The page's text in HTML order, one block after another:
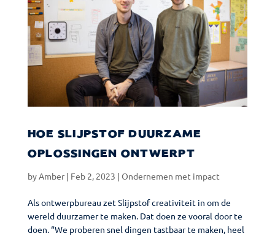
HOE SLIJPSTOF DUURZAME
OPLOSSINGEN ONTWERPT
byAmber| Feb 2, 2023 | Ondernemen met impact
Als ontwerpbureau zet Slijpstof creativiteit in om de
wereld duurzamer te maken. Dat doen ze vooral door te
doen. “We proberen snel dingen tastbaar te maken, heel